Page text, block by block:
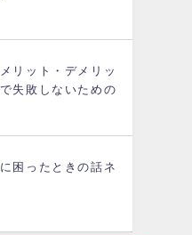
リット・デメリッ
失敗しないための
困ったときの話ネ